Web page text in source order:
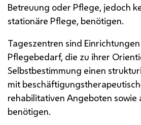
Betreuung oder Pflege, jedoch
stationäre Pflege, benötigen.
Tageszentren sind
Pflegebedarf, die zu ihrer
Selbstbestimmung einen
mit
rehabilitativen Angeboten sowie
benötigen.